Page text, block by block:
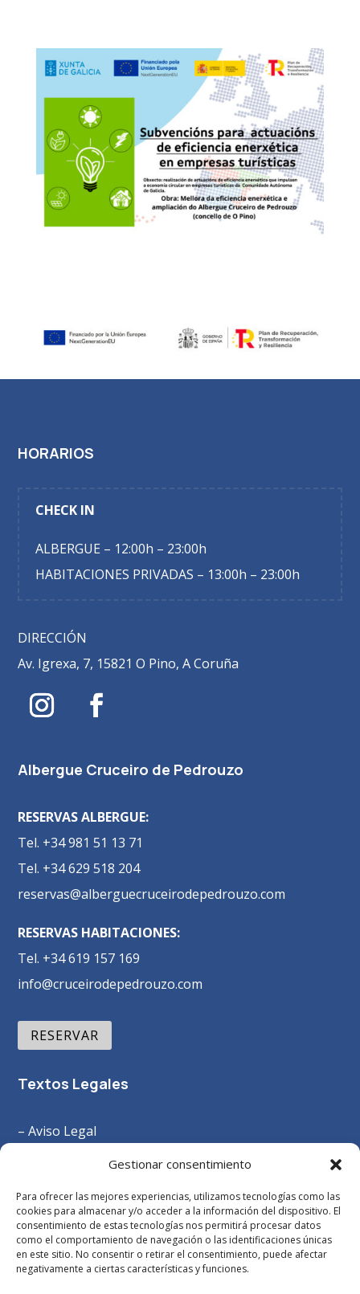
Gestionar consentimiento
Para ofrecer las mejores experiencias, utilizamos tecnologías como las
cookies para almacenar y/o acceder a la información del dispositivo. El
consentimiento de estas tecnologías nos permitirá procesar datos
como el comportamiento de navegación o las identificaciones únicas
en este sitio. No consentir o retirar el consentimiento, puede afectar
negativamente a ciertas características y funciones.
HORARIOS
CHECK IN
ALBERGUE – 12:00h – 23:00h
HABITACIONES PRIVADAS – 13:00h – 23:00h
DIRECCIÓN
Av. Igrexa, 7, 15821 O Pino, A Coruña
Albergue Cruceiro de Pedrouzo
RESERVAS ALBERGUE:
Tel. +34 981 51 13 71
Tel. +34 629 518 204
reservas@alberguecruceirodepedrouzo.com
RESERVAS HABITACIONES:
Tel. +34 619 157 169
info@cruceirodepedrouzo.com
RESERVAR
Textos Legales
– Aviso Legal
Política Privacidad
– Términos y Condiciones